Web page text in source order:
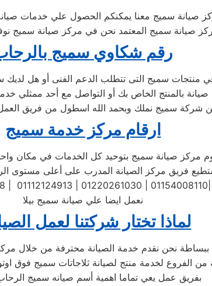
صيانة سميج معنا يمكنكم الحصول علي خدمات
صيانة سميج المعتمد نحن في مركز صيانة سميج نوفر
رقم شكاوي سميج
شركة سميج نملك وبحمد الله اسطول من فريق
ارقام مركز خدمة سميج
فريق مركز الصيانة المدرب على أعلى مستوى الرد
| 01112124913 | 01220261030 | 01154008110|
نعمل ايضا علي صيانة سميج بيلا
لماذا تختار شركتنا لعمل
بفريق عمل يعي تماما اهمية أسم صيانه سميج الرحاب